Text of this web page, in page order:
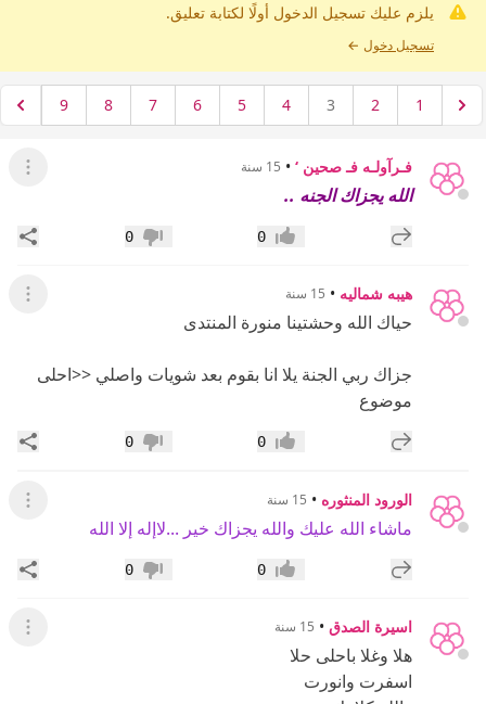
يلزم عليك تسجيل الدخول أولًا لكتابة تعليق.
تسجيل دخول ←
1
2
3
4
5
6
7
8
9
فـرآولـه فـ صحين ‘ • 15 سنة عرض
الله يجزاك الجنه ..
إضافة رد جديد إعجاب0 عدم إعجاب
0
هيبه شماليه • 15 سنة عرض
حياك الله وحشتينا منورة المنتدى
جزاك ربي الجنة يلا انا بقوم بعد شويات واصلي <<احلى
موضوع
إضافة رد جديد إعجاب0 عدم إعجاب
0
الورود المنثوره • 15 سنة عرض
ماشاء الله عليك والله يجزاك خير ...لاإله إلا الله
إضافة رد جديد إعجاب0 عدم إعجاب
0
اسيرة الصدق • 15 سنة عرض
هلا وغلا باحلى حلا
اسفرت وانورت